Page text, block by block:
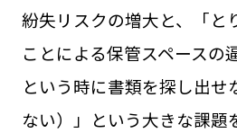
紛失リスクの増大と、「と
ことによる保管スペースの
という時に書類を探し出せ
ない）」という大きな課題